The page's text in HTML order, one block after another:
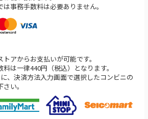
事務手数料は必要ありません。
アからお支払いが可能です。
は一律440円（税込）となります。
、決済方法入力画面で選択したコンビニの
い。